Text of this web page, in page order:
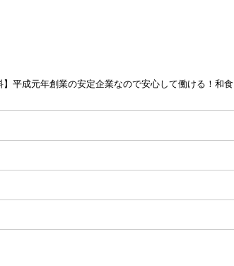
平成元年創業の安定企業なので安心して働ける！和食